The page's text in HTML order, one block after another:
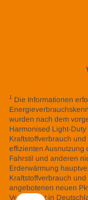
1 Die Informationen
wurden nach dem
Harmonised Light-
Kraftstoffverbrauch
effizienten Ausnutzung
Fahrstil und anderen
Erderwärmung
Kraftstoffverbrauch
angebotenen neuen
Verkaufsort in